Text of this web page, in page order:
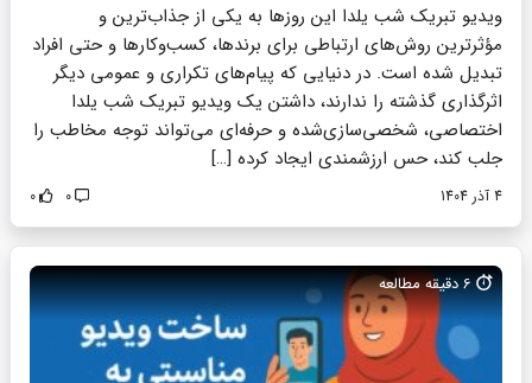
ویدیو تبریک شب یلدا این روزها به یکی از جذاب‌ترین و
مؤثرترین روش‌های ارتباطی برای برندها، کسب‌وکارها و حتی افراد
تبدیل شده است. در دنیایی که پیام‌های تکراری و عمومی دیگر
اثرگذاری گذشته را ندارند، داشتن یک ویدیو تبریک شب یلدا
اختصاصی، شخصی‌سازی‌شده و حرفه‌ای می‌تواند توجه مخاطب را
جلب کند، حس ارزشمندی ایجاد کرده […]
4 آذر 1404 0
0
6دقیقه مطالعه